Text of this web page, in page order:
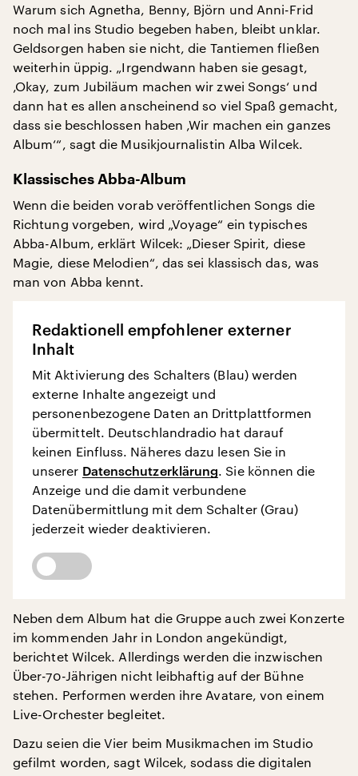
Warum sich Agnetha, Benny, Björn und Anni-Frid
noch mal ins Studio begeben haben, bleibt unklar.
Geldsorgen haben sie nicht, die Tantiemen fließen
weiterhin üppig. „Irgendwann haben sie gesagt,
‚Okay, zum Jubiläum machen wir zwei Songs‘ und
dann hat es allen anscheinend so viel Spaß gemacht,
dass sie beschlossen haben ‚Wir machen ein ganzes
Album‘“, sagt die Musikjournalistin Alba Wilcek.
Klassisches Abba-Album
Wenn die beiden vorab veröffentlichen Songs die
Richtung vorgeben, wird „Voyage“ ein typisches
Abba-Album, erklärt Wilcek: „Dieser Spirit, diese
Magie, diese Melodien“, das sei klassisch das, was
man von Abba kennt.
Redaktionell empfohlener externer
Inhalt
Mit Aktivierung des Schalters (Blau) werden
externe Inhalte angezeigt und
personenbezogene Daten an Drittplattformen
übermittelt. Deutschlandradio hat darauf
keinen Einfluss. Näheres dazu lesen Sie in
unserer Datenschutzerklärung. Sie können die
Anzeige und die damit verbundene
Datenübermittlung mit dem Schalter (Grau)
jederzeit wieder deaktivieren.
Neben dem Album hat die Gruppe auch zwei Konzerte
im kommenden Jahr in London angekündigt,
berichtet Wilcek. Allerdings werden die inzwischen
Über-70-Jährigen nicht leibhaftig auf der Bühne
stehen. Performen werden ihre Avatare, von einem
Live-Orchester begleitet.
Dazu seien die Vier beim Musikmachen im Studio
gefilmt worden, sagt Wilcek, sodass die digitalen